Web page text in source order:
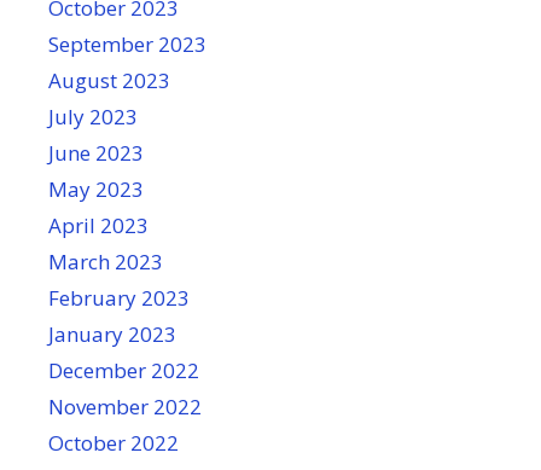
October 2023
September 2023
August 2023
July 2023
June 2023
May 2023
April 2023
March 2023
February 2023
January 2023
December 2022
November 2022
October 2022